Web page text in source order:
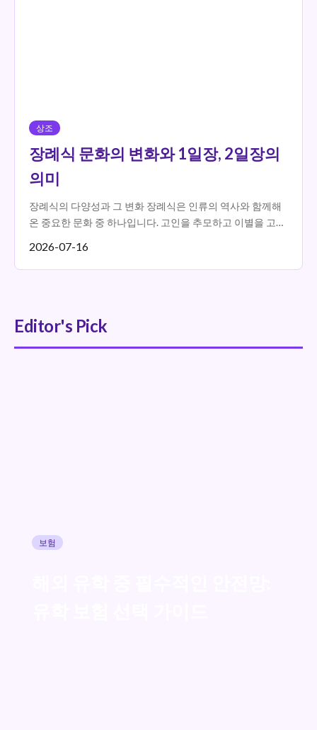
상조
장례식 문화의 변화와 1일장, 2일장의
의미
장례식의 다양성과 그 변화 장례식은 인류의 역사와 함께해
온 중요한 문화 중 하나입니다. 고인을 추모하고 이별을 고하
'장...
2026-07-16
Editor's Pick
보험